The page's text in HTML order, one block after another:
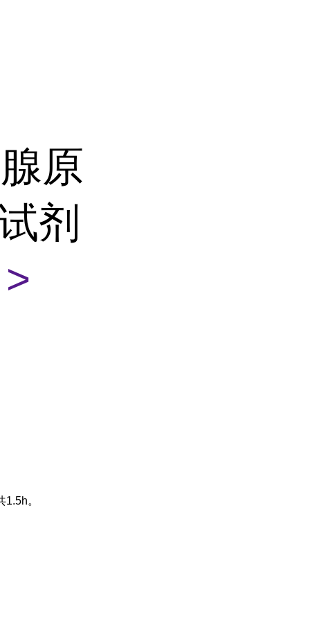
原
剂
1.5h。